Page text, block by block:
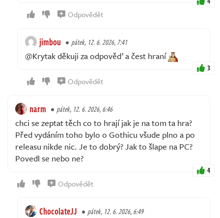
Odpovědět
jimbou pátek, 12. 6. 2026, 7:41
@Krytak děkuji za odpověď a čest hraní
3
Odpovědět
narm pátek, 12. 6. 2026, 6:46
chci se zeptat těch co to hrají jak je na tom ta hra?
Před vydáním toho bylo o Gothicu všude plno a po
releasu nikde nic. Je to dobrý? Jak to šlape na PC?
Povedl se nebo ne?
4
Odpovědět
ChocolateJJ pátek, 12. 6. 2026, 6:49